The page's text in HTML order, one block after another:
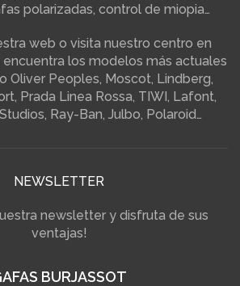
polarizadas, control de miopia…
web o visita nuestro centro en
los modelos más actuales
Oliver Peoples, Moscot, Lindberg,
Prada Linea Rossa, TIWI, Lafont,
Ray-Ban, Julbo, Polaroid…
NEWSLETTER
newsletter y disfruta de sus
ventajas!
BURJASSOT